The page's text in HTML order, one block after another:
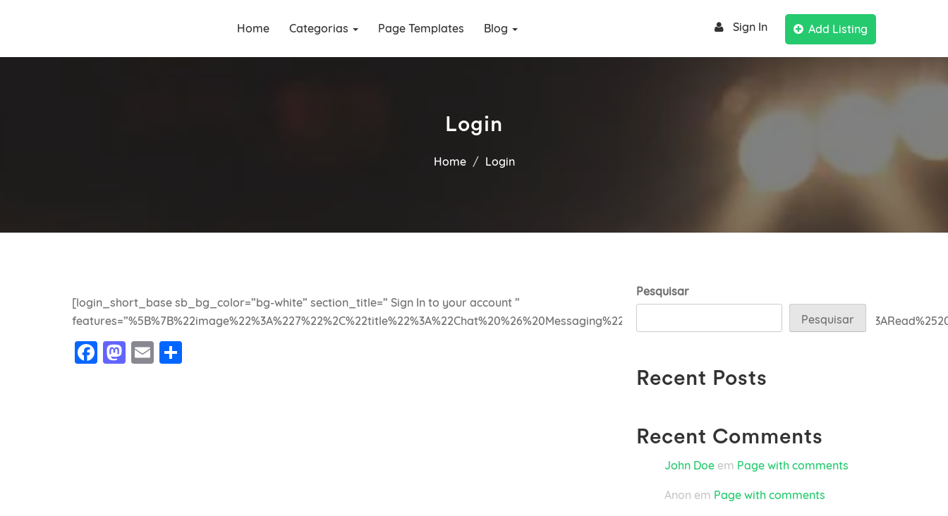
busca serviços e profissionais
Home Categorias Page Templates Blog Sign In Add Listing
Login
Home Login
[login_short_base sb_bg_color=”bg-white” section_title=” Sign In to your account ”
Facebook
Mastodon
Email
Pesquisar
Pesquisar
Recent Posts
Recent Comments
John Doe em Page with comments
Anon em Page with comments